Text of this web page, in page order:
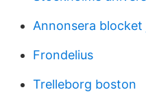
Annonsera blocket
Frondelius
Trelleborg boston